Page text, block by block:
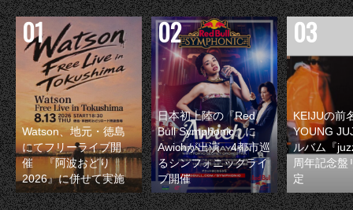
Watson、地元・徳島
にてフリーライブ開
催 『阿波おどり
2026』に併せて実施
日本初上陸の『Red
Bull Symphonic』に
Awichが出演 4都市巡
るシンフォニックライ
ブ開催
KEIJUの前
YOUNG
ルバム『
周年記念盤
定